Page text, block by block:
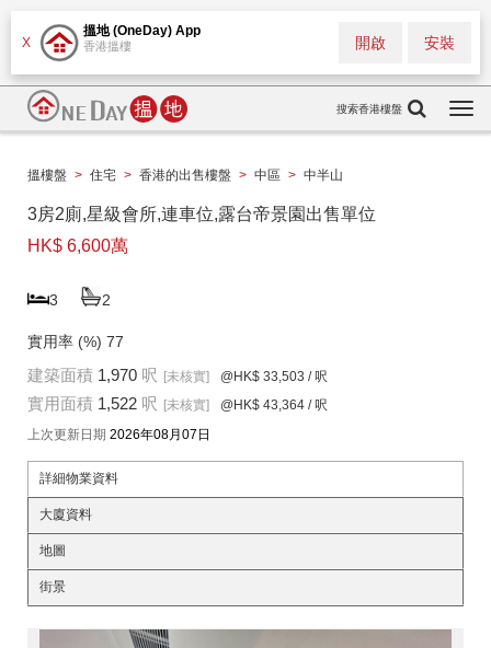
X
搵地 (OneDay) App
香港搵樓 安裝
開啟
搜索香港樓盤
搵樓盤 > 住宅 > 香港的出售樓盤 > 中區 > 中半山
3房2廁,星級會所,連車位,露台帝景園出售單位
HK$ 6,600萬
3 2
實用率 (%) 77
建築面積 1,970 呎 [未核實] @HK$ 33,503 / 呎
實用面積 1,522 呎 [未核實] @HK$ 43,364 / 呎
上次更新日期 2026年08月07日
詳細物業資料
大廈資料
地圖
街景